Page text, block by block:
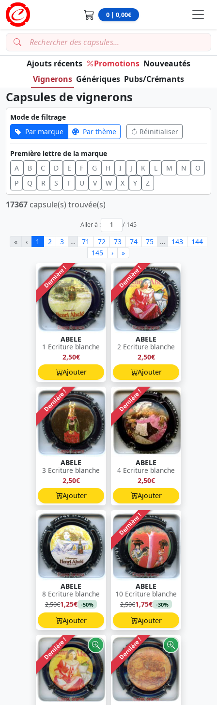
0 | 0,00€
Ajouts récents Promotions Nouveautés
Vignerons Génériques Pubs/Crémants
Capsules de vignerons
Mode de filtrage
Par marque
Par thème Réinitialiser
Première lettre de la marque
A
B C D E F G H I J K L M N
O
P
Q R S T U V W X Y Z
17367 capsule(s) trouvée(s)
Aller à : / 145
« ‹ 1 2 3 … 71 72 73 74 75 … 143
144
145
› »
Dernière !
ABELE
1 Ecriture blanche
2,50€
Ajouter
Dernière !
ABELE
2 Ecriture blanche
2,50€
Ajouter
Dernière !
ABELE
3 Ecriture blanche
2,50€
Ajouter
Dernière !
ABELE
4 Ecriture blanche
2,50€
Ajouter
ABELE
8 Ecriture blanche
2,50€1,25€ -50%
Ajouter
Dernière !
ABELE
10 Ecriture blanche
2,50€1,75€ -30%
Ajouter
Dernière ! Dernière !